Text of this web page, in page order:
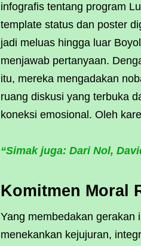
infografis tentang program
template status dan poster
jadi meluas hingga luar
menjawab pertanyaan.
itu, mereka mengadakan
ruang diskusi yang terbuka
koneksi emosional. Oleh
“Simak juga: Dari Nol,
Komitmen Moral
Yang membedakan gerakan
menekankan kejujuran,